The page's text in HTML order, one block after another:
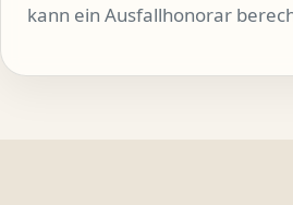
kann ein Ausfallhonorar